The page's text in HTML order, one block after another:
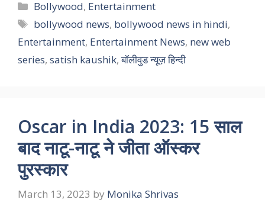
Categories
Bollywood, Entertainment
Tags
bollywood news, bollywood news in hindi,
Entertainment, Entertainment News, new web
series, satish kaushik,बॉलीवुड न्यूज़ हिन्दी
Oscar in India 2023: 15 साल
बाद नाटू-नाटू ने जीता ऑस्कर
पुरस्कार
March 13, 2023 by Monika Shrivas